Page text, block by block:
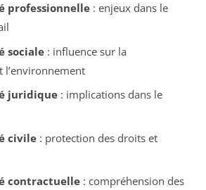
professionnelle: enjeux dans le
sociale: influence sur la
l’environnement
juridique: implications dans le
civile: protection des droits et
contractuelle: compréhension des